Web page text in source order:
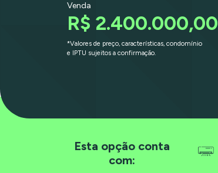
Venda
R$ 2.400.000,00
*Valores de preço, características, condomínio
e IPTU sujeitos a confirmação.
Esta opção conta
com: